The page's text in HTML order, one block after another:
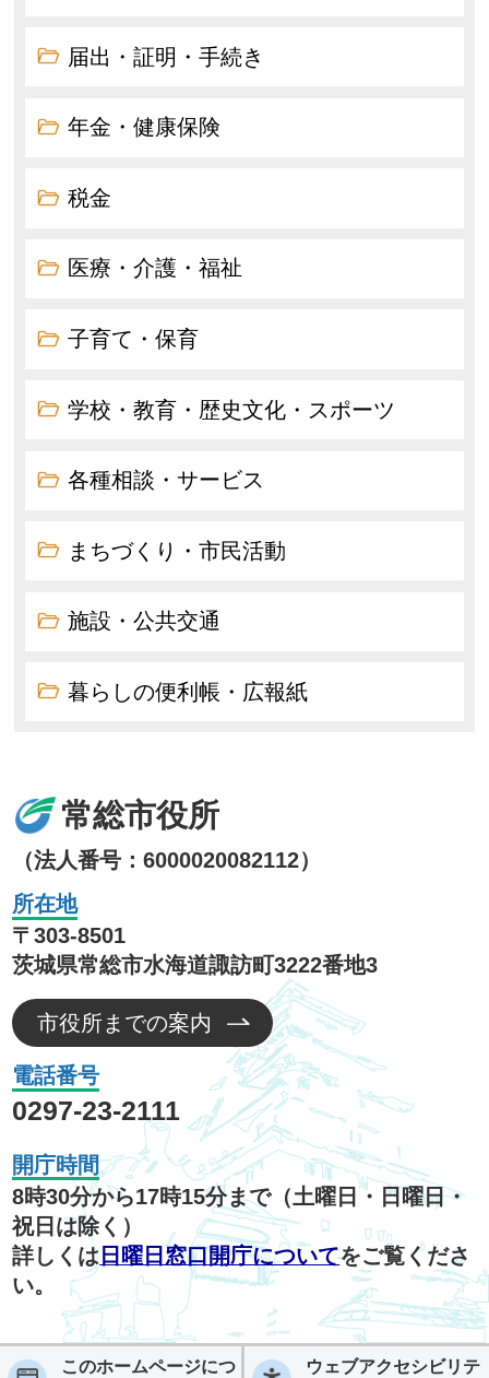
届出・証明・手続き
年金・健康保険
税金
医療・介護・福祉
子育て・保育
学校・教育・歴史文化・スポーツ
各種相談・サービス
まちづくり・市民活動
施設・公共交通
暮らしの便利帳・広報紙
常総市役所
（法人番号：6000020082112）
所在地
〒303-8501
茨城県常総市水海道諏訪町3222番地3
市役所までの案内
電話番号
0297-23-2111
開庁時間
8時30分から17時15分まで（土曜日・日曜日・
祝日は除く）
詳しくは 日曜日窓口開庁についてをご覧くださ
い。
このホームページにつ ウェブアクセシビリテ